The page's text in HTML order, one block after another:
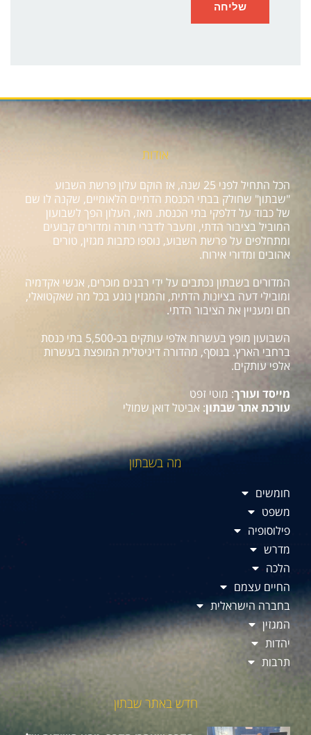
אודות
הכל התחיל לפני 25 שנה, אז הוקם עלון פרשת השבוע
"שבתון" שחולק בבתי הכנסת הדתיים הלאומיים, שקנה לו שם
של כבוד על דלפקי בתי הכנסת. מאז, העלון הפך לשבועון
המוביל בציבור הדתי, ומעבר לדברי תורה ומדורים קבועים
ומתחלפים על פרשת השבוע, נוספו כתבות מגזין, טורים
אהובים ומדורי אירוח.
המדורים בשבתון נכתבים על ידי רבנים מוכרים, אנשי אקדמיה
ומובילי דעה בציונות הדתית, והמגזין נוגע בכל מה שאקטואלי,
חם ומעניין את הציבור הדתי.
השבועון מופץ בעשרות אלפי עותקים בכ-5,500 בתי כנסת
ברחבי הארץ. בנוסף, מהדורה דיגיטלית המופצת בעשרות
אלפי עותקים.
מייסד ועורך: מוטי זפט
עורכת אתר שבתון: אביטל דואן שמולי
מה בשבתון
חומשים
משפט
פילוסופיה
מדרש
הלכה
החיים עצמם
בחברה הישראלית
המגזין
יהדות
תרבות
חדש באתר שבתון